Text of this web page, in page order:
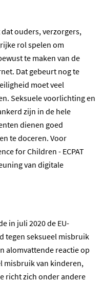
dat ouders, verzorgers,
rol spelen om
te maken van de
Dat gebeurt nog te
moet veel
Seksuele voorlichting en
zijn in de hele
dienen goed
te doceren. Voor
for Children - ECPAT
van digitale
in juli 2020 de EU-
tegen seksueel misbruik
alomvattende reactie op
misbruik van kinderen,
richt zich onder andere